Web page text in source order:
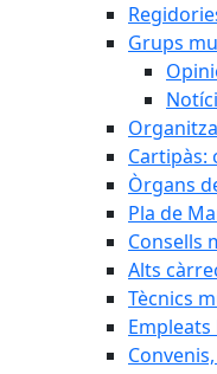
Grups
Cartipàs:
Òrgans
Pla de
Consells
Alts
Tècnics
Empleats